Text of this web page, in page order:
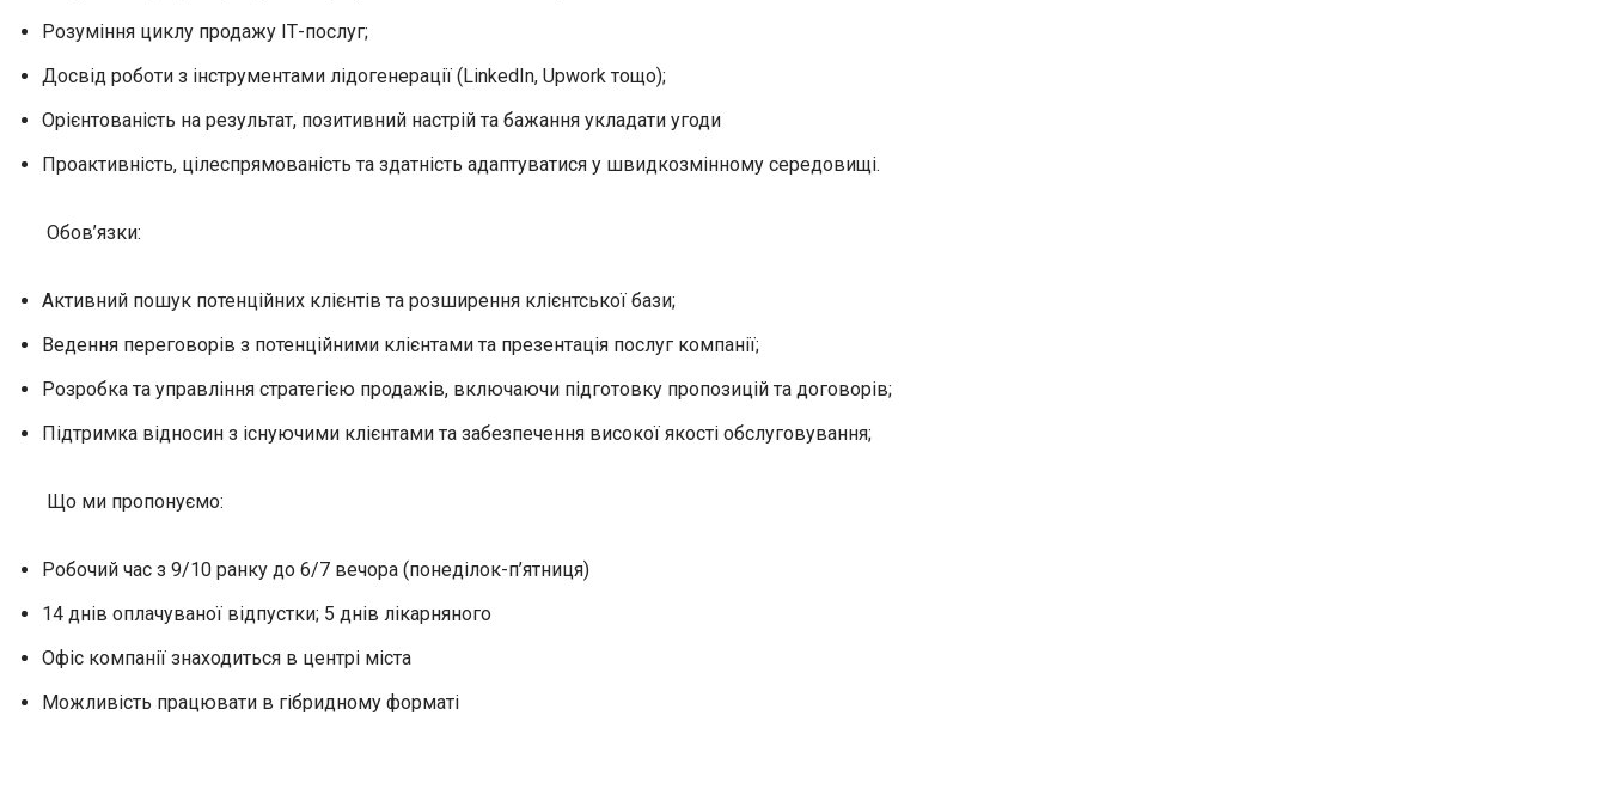
Розуміння циклу продажу ІТ-послуг;
Досвід роботи з інструментами лідогенерації (LinkedIn, Upwork тощо);
Орієнтованість на результат, позитивний настрій та бажання укладати угоди
Проактивність, цілеспрямованість та здатність адаптуватися у швидкозмінному середовищі.
Обов’язки:
Активний пошук потенційних клієнтів та розширення клієнтської бази;
Ведення переговорів з потенційними клієнтами та презентація послуг компанії;
Розробка та управління стратегією продажів, включаючи підготовку пропозицій та договорів;
Підтримка відносин з існуючими клієнтами та забезпечення високої якості обслуговування;
Що ми пропонуємо:
Робочий час з 9/10 ранку до 6/7 вечора (понеділок-п’ятниця)
14 днів оплачуваної відпустки; 5 днів лікарняного
Офіс компанії знаходиться в центрі міста
Можливість працювати в гібридному форматі